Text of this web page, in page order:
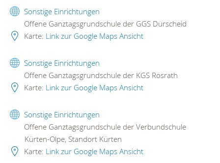
Sonstige Einrichtungen
Offene Ganztagsgrundschule der GGS Dürscheid
Karte: Link zur Google Maps Ansicht
Sonstige Einrichtungen
Offene Ganztagsgrundschule der KGS Rösrath
Karte: Link zur Google Maps Ansicht
Sonstige Einrichtungen
Offene Ganztagsgrundschule der Verbundschule
Kürten-Olpe, Standort Kürten
Karte: Link zur Google Maps Ansicht